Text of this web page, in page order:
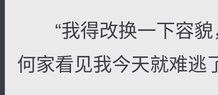
“我得改换一下容貌
何家看见我今天就难逃